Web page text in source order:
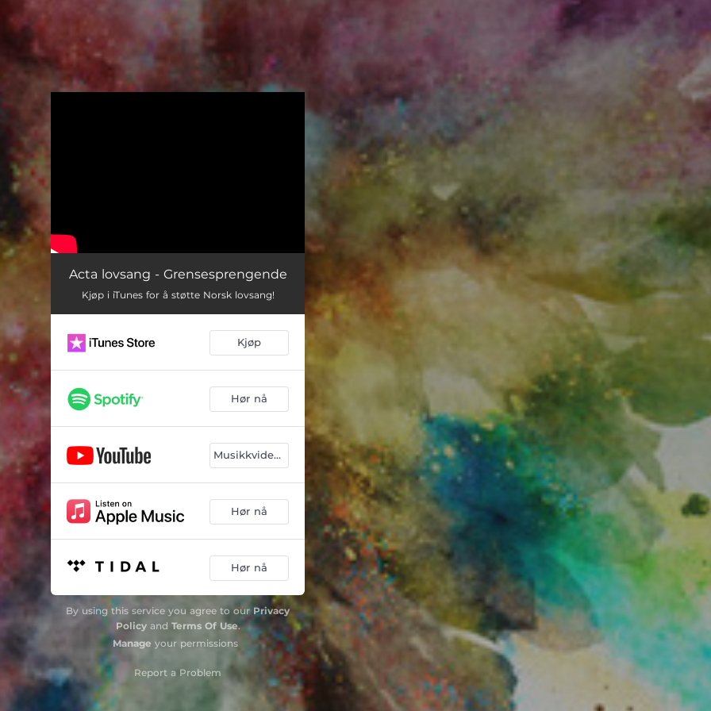
Acta lovsang - Grensesprengende
Kjøp i iTunes for å støtte Norsk lovsang!
Kjøp
Hør nå
Musikkvideoer
Hør nå
Hør nå
By using this service you agree to our Privacy
Policyand Terms Of Use.
Manage your permissions
Report a Problem